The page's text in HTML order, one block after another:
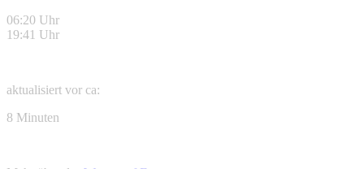
06:20 Uhr
19:41 Uhr
aktualisiert vor ca:
8 Minuten